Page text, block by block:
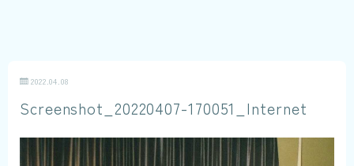
2022.04.08
Screenshot_20220407-170051_Internet